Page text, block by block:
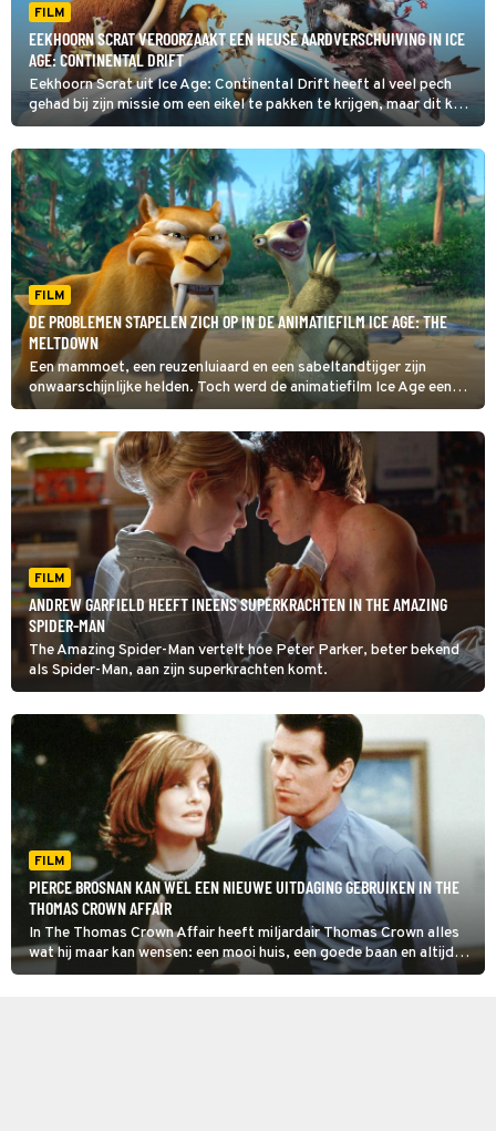
FILM
EEKHOORN SCRAT VEROORZAAKT EEN HEUSE AARDVERSCHUIVING IN ICE
AGE: CONTINENTAL DRIFT
Eekhoorn Scrat uit Ice Age: Continental Drift heeft al veel pech
gehad bij zijn missie om een eikel te pakken te krijgen, maar dit keer
veroorzaakt hij wel hele grote problemen.
FILM
DE PROBLEMEN STAPELEN ZICH OP IN DE ANIMATIEFILM ICE AGE: THE
MELTDOWN
Een mammoet, een reuzenluiaard en een sabeltandtijger zijn
onwaarschijnlijke helden. Toch werd de animatiefilm Ice Age een
hit. Ice Age: The Meltdown is het vervolg.
FILM
ANDREW GARFIELD HEEFT INEENS SUPERKRACHTEN IN THE AMAZING
SPIDER-MAN
The Amazing Spider-Man vertelt hoe Peter Parker, beter bekend
als Spider-Man, aan zijn superkrachten komt.
FILM
PIERCE BROSNAN KAN WEL EEN NIEUWE UITDAGING GEBRUIKEN IN THE
THOMAS CROWN AFFAIR
In The Thomas Crown Affair heeft miljardair Thomas Crown alles
wat hij maar kan wensen: een mooi huis, een goede baan en altijd
mooie vrouwen om zich heen. Maar toch slaat de verveling toe.